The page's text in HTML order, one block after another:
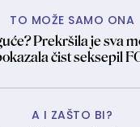
TO MOŽE SAMO ONA
Prekršila je sva
čist seksepil
A I ZAŠTO BI?